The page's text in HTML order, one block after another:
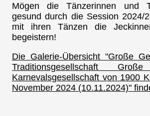
Mögen die Tänzerinnen und
gesund durch die Session 2024/
mit ihren Tänzen die
begeistern!
Die Galerie-Übersicht "Große
Traditionsgesellschaft
Karnevalsgesellschaft von 1900
November 2024 (10.11.2024)"